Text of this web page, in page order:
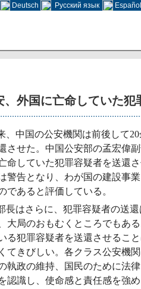
Deutsch Русский язык Español
、外国に亡命していた犯
、中国の公安機関は前後して
させた。中国公安部の孟宏偉
命していた犯罪容疑者を送還
警告となり、わが国の建設事
であると評価している。
長はさらに、犯罪容疑者の送
大局のおもむくところでもあ
る犯罪容疑者を送還させるこ
てきびしい。各クラス公安機
執政の維持、国民のために法
認識し、使命感と責任感を強